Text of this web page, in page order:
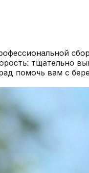
тщательно
помочь вам с